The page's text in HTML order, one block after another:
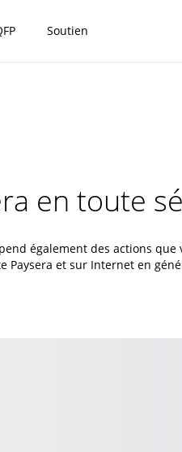
Soutien
en toute
également des actions
Paysera et sur Internet en